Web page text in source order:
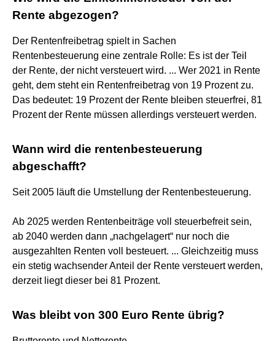
Rente abgezogen?
Der Rentenfreibetrag spielt in Sachen
Rentenbesteuerung eine zentrale Rolle: Es ist der Teil
der Rente, der nicht versteuert wird. ... Wer 2021 in Rente
geht, dem steht ein Rentenfreibetrag von 19 Prozent zu.
Das bedeutet: 19 Prozent der Rente bleiben steuerfrei, 81
Prozent der Rente müssen allerdings versteuert werden.
Wann wird die rentenbesteuerung
abgeschafft?
Seit 2005 läuft die Umstellung der Rentenbesteuerung.
Ab 2025 werden Rentenbeiträge voll steuerbefreit sein,
ab 2040 werden dann „nachgelagert“ nur noch die
ausgezahlten Renten voll besteuert. ... Gleichzeitig muss
ein stetig wachsender Anteil der Rente versteuert werden,
derzeit liegt dieser bei 81 Prozent.
Was bleibt von 300 Euro Rente übrig?